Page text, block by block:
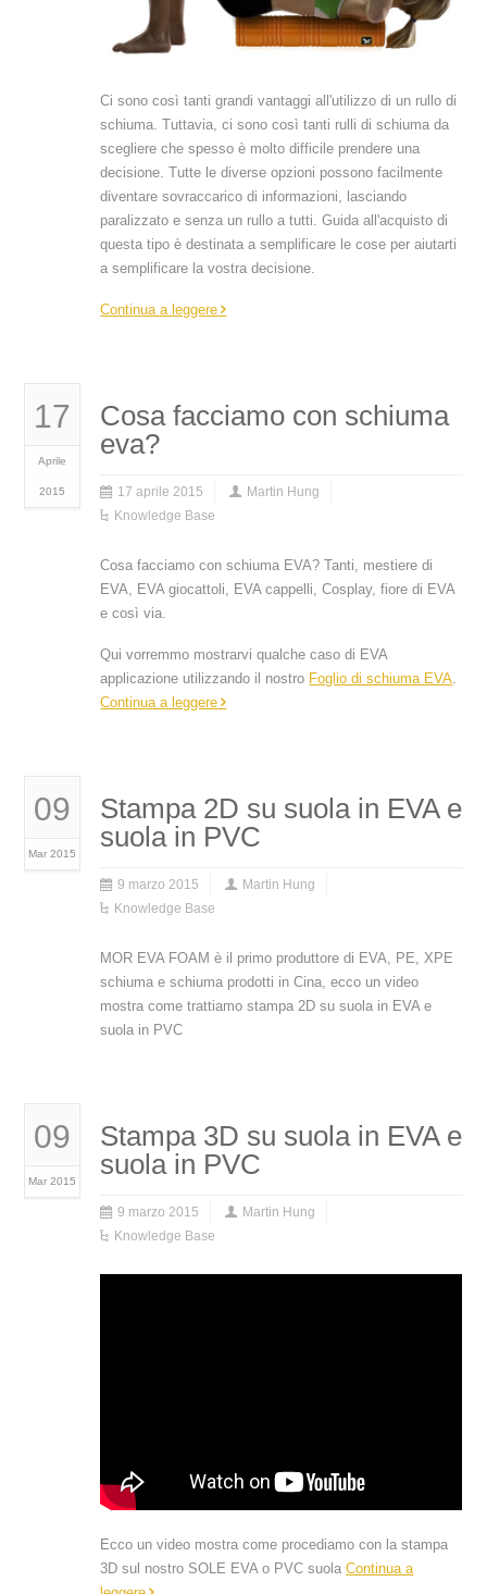
Ci sono così tanti grandi vantaggi all'utilizzo di un rullo di
schiuma. Tuttavia, ci sono così tanti rulli di schiuma da
scegliere che spesso è molto difficile prendere una
decisione. Tutte le diverse opzioni possono facilmente
diventare sovraccarico di informazioni, lasciando
paralizzato e senza un rullo a tutti. Guida all'acquisto di
questa tipo è destinata a semplificare le cose per aiutarti
a semplificare la vostra decisione.
Continua a leggere
17
Aprile
2015
Cosa facciamo con schiuma
eva?
17 aprile 2015
Martin Hung
Knowledge Base
Cosa facciamo con schiuma EVA? Tanti, mestiere di
EVA, EVA giocattoli, EVA cappelli, Cosplay, fiore di EVA
e così via.
Qui vorremmo mostrarvi qualche caso di EVA
applicazione utilizzando il nostro Foglio di schiuma EVA.
Continua a leggere
09
Mar 2015
Stampa 2D su suola in EVA e
suola in PVC
9 marzo 2015
Martin Hung
Knowledge Base
MOR EVA FOAM è il primo produttore di EVA, PE, XPE
schiuma e schiuma prodotti in Cina, ecco un video
mostra come trattiamo stampa 2D su suola in EVA e
suola in PVC
09
Mar 2015
Stampa 3D su suola in EVA e
suola in PVC
9 marzo 2015
Martin Hung
Knowledge Base
Ecco un video mostra come procediamo con la stampa
3D sul nostro SOLE EVA o PVC suolaContinua a